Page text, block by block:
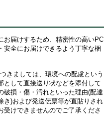
お届けするため、精密性の高いPC
安全にお届けできるよう丁寧な梱
きましては、環境への配慮という
として直接送り状などを添付して
破損・傷・汚れといった理由(配達
き)および発送伝票等が直貼りされ
受けできませんのでご了承くださ